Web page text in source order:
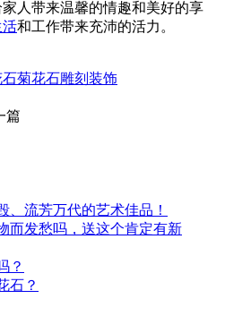
人带来温馨的情趣和美好的享
活和工作带来充沛的活力。
石菊花石雕刻 装饰
篇
、流芳万代的艺术佳品！
而发愁吗，送这个肯定有新
？
石？